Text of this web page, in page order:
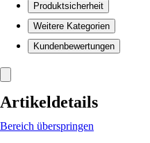
Produktsicherheit
Weitere Kategorien
Kundenbewertungen
Artikeldetails
Bereich überspringen